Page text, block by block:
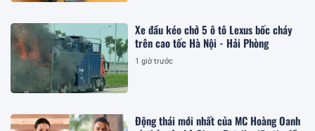
Xe đầu kéo chở 5 ô tô Lexus bốc cháy
trên cao tốc Hà Nội - Hải Phòng
1 giờ trước
Động thái mới nhất của MC Hoàng Oanh